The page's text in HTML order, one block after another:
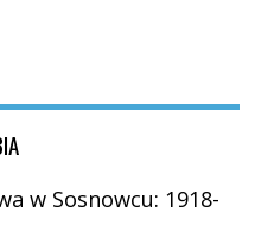
w Sosnowcu: 1918-